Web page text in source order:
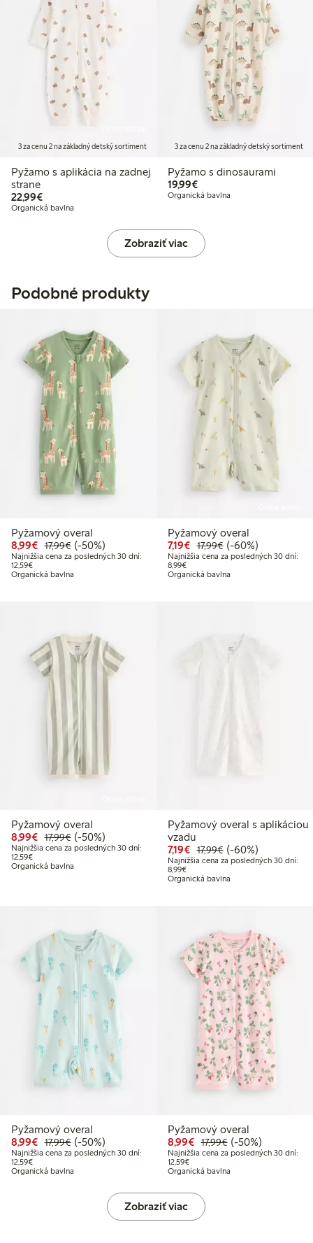
3 za cenu 2 na základný detský sortiment
Pyžamo s aplikácia na zadnej
strane
22,99€22,99 €
Organická bavlna
3 za cenu 2 na základný detský sortiment
Pyžamo s dinosaurami
19,99€19,99 €
Organická bavlna
Zobraziť viac
Podobné produkty
Pyžamový overal
8,99€ Zvýhodnená cena: 8,99 €
17,99€Bežná cena: 17,99 €
50% zľava
(-50%)
Najnižšia cena za posledných 30 dní:
12,59€Najnižšia cena za posledných 30 dní: 12,59 €
Organická bavlna
Pyžamový overal
7,19€ Zvýhodnená cena: 7,19 €
17,99€Bežná cena: 17,99 €
60% zľava
(-60%)
Najnižšia cena za posledných 30 dní:
8,99€Najnižšia cena za posledných 30
Organická bavlna
Pyžamový overal
8,99€ Zvýhodnená cena: 8,99 €
17,99€Bežná cena: 17,99 €
50% zľava
(-50%)
Najnižšia cena za posledných 30 dní:
12,59€Najnižšia cena za posledných 30 dní: 12,59 €
Organická bavlna
Pyžamový overal s aplikáciou
vzadu
7,19€ Zvýhodnená cena: 7,19 €
17,99€Bežná cena: 17,99 €
60% zľava
(-60%)
Najnižšia cena za posledných 30 dní:
8,99€Najnižšia cena za posledných 30
Organická bavlna
Pyžamový overal
8,99€ Zvýhodnená cena: 8,99 €
17,99€Bežná cena: 17,99 €
50% zľava
(-50%)
Najnižšia cena za posledných 30 dní:
12,59€Najnižšia cena za posledných 30 dní: 12,59 €
Organická bavlna
Pyžamový overal
8,99€ Zvýhodnená cena:
17,99€Bežná cena: 17,99
50% zľava
(-50%)
Najnižšia cena za posledných 30 dní:
12,59€Najnižšia cena za posledných 30
Organická bavlna
Zobraziť viac